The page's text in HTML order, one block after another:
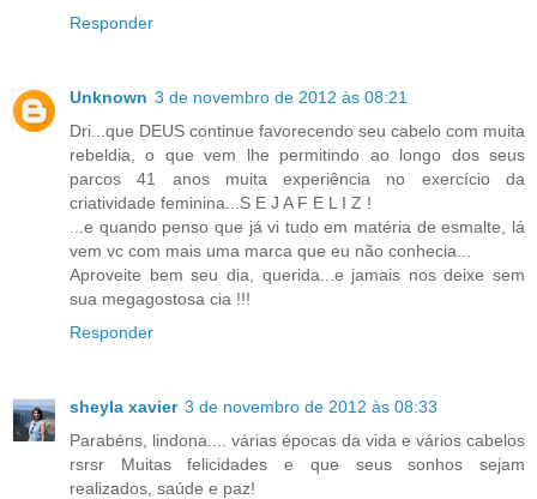
Responder
Unknown 3 de novembro de 2012 às 08:21
Dri...que DEUS continue favorecendo seu cabelo com muita
rebeldia, o que vem lhe permitindo ao longo dos seus
parcos 41 anos muita experiência no exercício da
criatividade feminina...S E J A F E L I Z !
...e quando penso que já vi tudo em matéria de esmalte, lá
vem vc com mais uma marca que eu não conhecia...
Aproveite bem seu dia, querida...e jamais nos deixe sem
sua megagostosa cia !!!
Responder
sheyla xavier 3 de novembro de 2012 às 08:33
Parabéns, lindona.... várias épocas da vida e vários cabelos
rsrsr Muitas felicidades e que seus sonhos sejam
realizados, saúde e paz!